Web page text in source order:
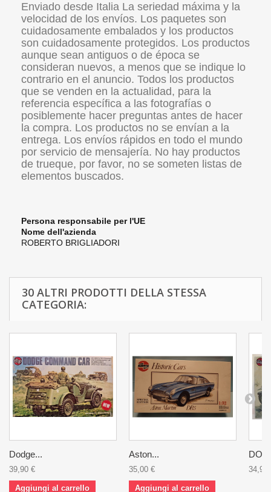
Enviado desde Italia La seriedad máxima y la
velocidad de los envíos. Los paquetes son
cuidadosamente embalados y los productos
son cuidadosamente protegidos. Los productos
aunque sean antiguos o de época se
consideran nuevos, a menos que se indique lo
contrario en el anuncio. Todos los productos
que se venden en la actualidad, para la
referencia específica a las fotografías o
posiblemente hacer preguntas antes de hacer
la compra. Los productos no se envían a la
entrega. Los envíos rápidos en todo el mundo
por servicio de mensajería. No hay productos
de trueque, por favor, no se someten listas de
elementos buscados.
Persona responsabile per l'UE
Nome dell'azienda
ROBERTO BRIGLIADORI
30 ALTRI PRODOTTI DELLA STESSA
CATEGORIA:
Dodge...
39,90 €
Aggiungi al carrello
Aston...
35,00 €
Aggiungi al carrello
34,90